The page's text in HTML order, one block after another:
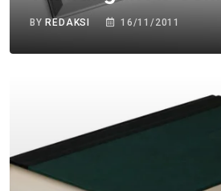
BYREDAKSI 16/11/2011